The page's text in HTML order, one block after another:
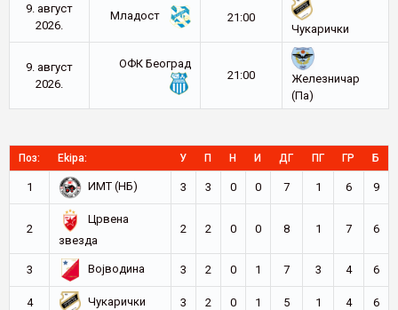
9. август
2026.
Младост
21:00
Чукарички
9. август
2026.
ОФК Београд
21:00
Железничар
(Па)
Поз: Ekipa: У П Н И ДГ ПГ ГР Б
1 ИМТ (НБ) 3 3 0 0 7 1 6 9
2
Црвена
звезда
2 2 0 0 8 1 7 6
3 Војводина 3 2 0 1 7 3 4 6
4 Чукарички 3 2 0 1 5 1 4 6